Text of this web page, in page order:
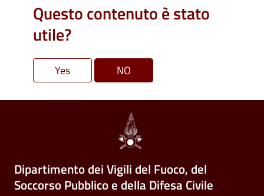
Questo contenuto è stato
utile?
Dipartimento dei Vigili del Fuoco, del
Soccorso Pubblico e della Difesa Civile